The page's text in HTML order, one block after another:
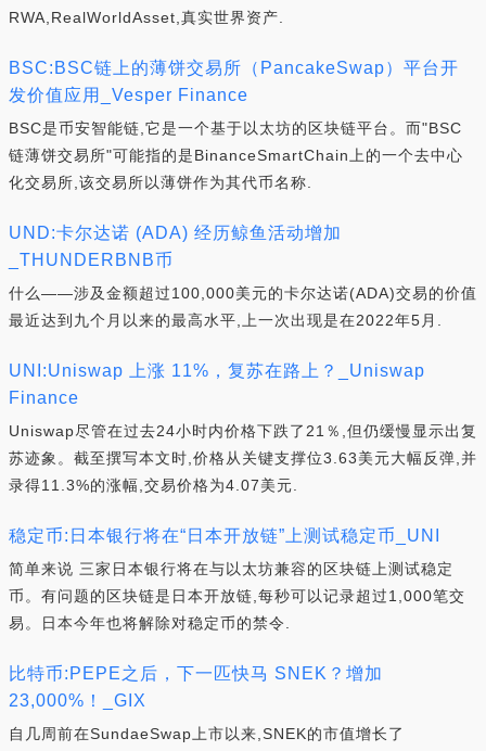
RWA,RealWorldAsset,真实世界资产.
BSC:BSC链上的薄饼交易所（PancakeSwap）平台开
发价值应用_Vesper Finance
BSC是币安智能链,它是一个基于以太坊的区块链平台。而"BSC
链薄饼交易所"可能指的是BinanceSmartChain上的一个去中心
化交易所,该交易所以薄饼作为其代币名称.
UND:卡尔达诺 (ADA) 经历鲸鱼活动增加
_THUNDERBNB币
什么——涉及金额超过100,000美元的卡尔达诺(ADA)交易的价值
最近达到九个月以来的最高水平,上一次出现是在2022年5月.
UNI:Uniswap 上涨 11%，复苏在路上？_Uniswap
Finance
Uniswap尽管在过去24小时内价格下跌了21％,但仍缓慢显示出复
苏迹象。截至撰写本文时,价格从关键支撑位3.63美元大幅反弹,并
录得11.3%的涨幅,交易价格为4.07美元.
稳定币:日本银行将在“日本开放链”上测试稳定币_UNI
简单来说 三家日本银行将在与以太坊兼容的区块链上测试稳定
币。有问题的区块链是日本开放链,每秒可以记录超过1,000笔交
易。日本今年也将解除对稳定币的禁令.
比特币:PEPE之后，下一匹快马 SNEK？增加
23,000%！_GIX
自几周前在SundaeSwap上市以来,SNEK的市值增长了